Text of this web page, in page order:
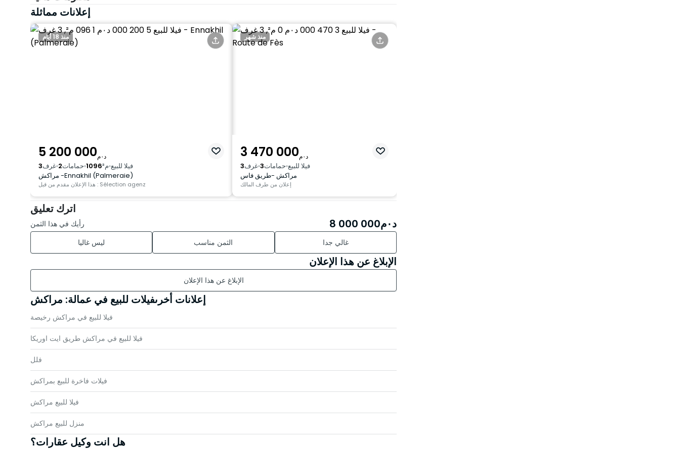
إعلانات مماثلة
منذ 18 أيام
5 200 000 د٠م
3غرف 2حمامات 1096 م² فيلا للبيع
مراكش -Ennakhil (Palmeraie)
هذا الإعلان مقدم من قبل : Sélection agenz
منذ شهر
3 470 000 د٠م
3غرف 3حمامات فيلا للبيع
مراكش -طريق فاس
إعلان من طرف المالك
اترك تعليق
رأيك في هذا الثمن 8 000 000 د٠م
ليس غاليا الثمن مناسب غالي جدا
الإبلاغ عن هذا الإعلان
الإبلاغ عن هذا الإعلان
إعلانات أخرىفيلات للبيع في عمالة: مراكش
فيلا للبيع في مراكش رخيصة
فيلا للبيع في مراكش طريق ايت اوريكا
فلل
فيلات فاخرة للبيع بمراكش
فيلا للبيع مراكش
منزل للبيع مراكش
هل انت وكيل عقارات؟